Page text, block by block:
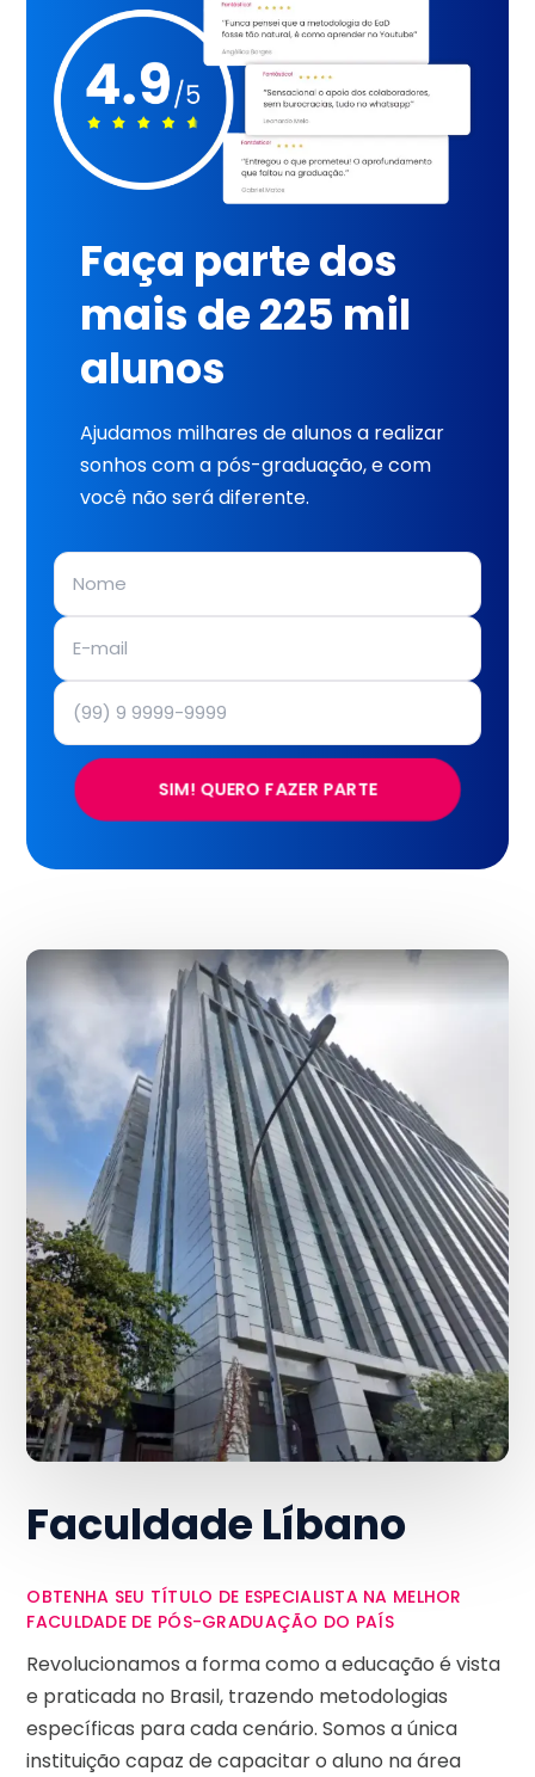
Faça parte dos
mais de 225 mil
alunos
Ajudamos milhares de alunos a realizar
sonhos com a pós-graduação, e com
você não será diferente.
SIM! QUERO FAZER PARTE
Faculdade Líbano
OBTENHA SEU TÍTULO DE ESPECIALISTA NA MELHOR
FACULDADE DE PÓS-GRADUAÇÃO DO PAÍS
Revolucionamos a forma como a educação é vista
e praticada no Brasil, trazendo metodologias
específicas para cada cenário. Somos a única
instituição capaz de capacitar o aluno na área